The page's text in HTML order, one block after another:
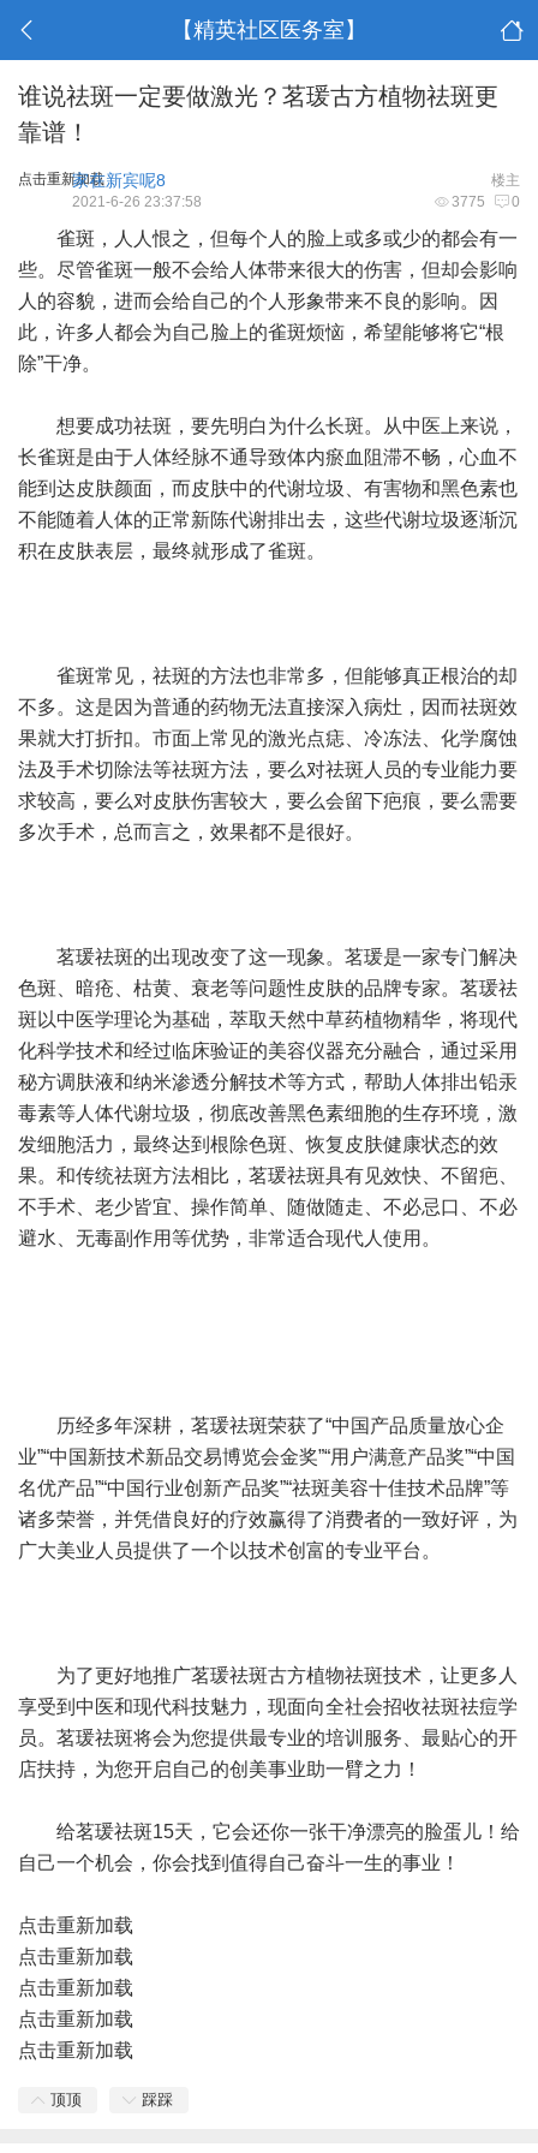
【精英社区医务室】
谁说祛斑一定要做激光？茗瑗古方植物祛斑更
靠谱！
点击重新加载 楼主
家在新宾呢8
3775 0
2021-6-26 23:37:58
雀斑，人人恨之，但每个人的脸上或多或少的都会有一
些。尽管雀斑一般不会给人体带来很大的伤害，但却会影响
人的容貌，进而会给自己的个人形象带来不良的影响。因
此，许多人都会为自己脸上的雀斑烦恼，希望能够将它“根
除”干净。
想要成功祛斑，要先明白为什么长斑。从中医上来说，
长雀斑是由于人体经脉不通导致体内瘀血阻滞不畅，心血不
能到达皮肤颜面，而皮肤中的代谢垃圾、有害物和黑色素也
不能随着人体的正常新陈代谢排出去，这些代谢垃圾逐渐沉
积在皮肤表层，最终就形成了雀斑。
雀斑常见，祛斑的方法也非常多，但能够真正根治的却
不多。这是因为普通的药物无法直接深入病灶，因而祛斑效
果就大打折扣。市面上常见的激光点痣、冷冻法、化学腐蚀
法及手术切除法等祛斑方法，要么对祛斑人员的专业能力要
求较高，要么对皮肤伤害较大，要么会留下疤痕，要么需要
多次手术，总而言之，效果都不是很好。
茗瑗祛斑的出现改变了这一现象。茗瑗是一家专门解决
色斑、暗疮、枯黄、衰老等问题性皮肤的品牌专家。茗瑗祛
斑以中医学理论为基础，萃取天然中草药植物精华，将现代
化科学技术和经过临床验证的美容仪器充分融合，通过采用
秘方调肤液和纳米渗透分解技术等方式，帮助人体排出铅汞
毒素等人体代谢垃圾，彻底改善黑色素细胞的生存环境，激
发细胞活力，最终达到根除色斑、恢复皮肤健康状态的效
果。和传统祛斑方法相比，茗瑗祛斑具有见效快、不留疤、
不手术、老少皆宜、操作简单、随做随走、不必忌口、不必
避水、无毒副作用等优势，非常适合现代人使用。
历经多年深耕，茗瑗祛斑荣获了“中国产品质量放心企
业”“中国新技术新品交易博览会金奖”“用户满意产品奖”“中国
名优产品”“中国行业创新产品奖”“祛斑美容十佳技术品牌”等
诸多荣誉，并凭借良好的疗效赢得了消费者的一致好评，为
广大美业人员提供了一个以技术创富的专业平台。
为了更好地推广茗瑗祛斑古方植物祛斑技术，让更多人
享受到中医和现代科技魅力，现面向全社会招收祛斑祛痘学
员。茗瑗祛斑将会为您提供最专业的培训服务、最贴心的开
店扶持，为您开启自己的创美事业助一臂之力！
给茗瑗祛斑15天，它会还你一张干净漂亮的脸蛋儿！给
自己一个机会，你会找到值得自己奋斗一生的事业！
点击重新加载
点击重新加载
点击重新加载
点击重新加载
点击重新加载
顶顶 踩踩